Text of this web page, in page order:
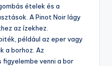
ételek és a
A Pinot Noir lágy
az ízekhez.
például az eper vagy
a borhoz. Az
venni a bor